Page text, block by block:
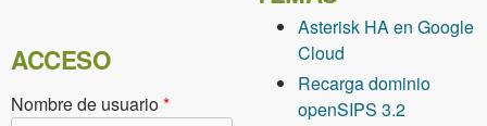
ACCESO
Nombre de usuario*
Asterisk HA en Google
Cloud
Recarga dominio
openSIPS 3.2